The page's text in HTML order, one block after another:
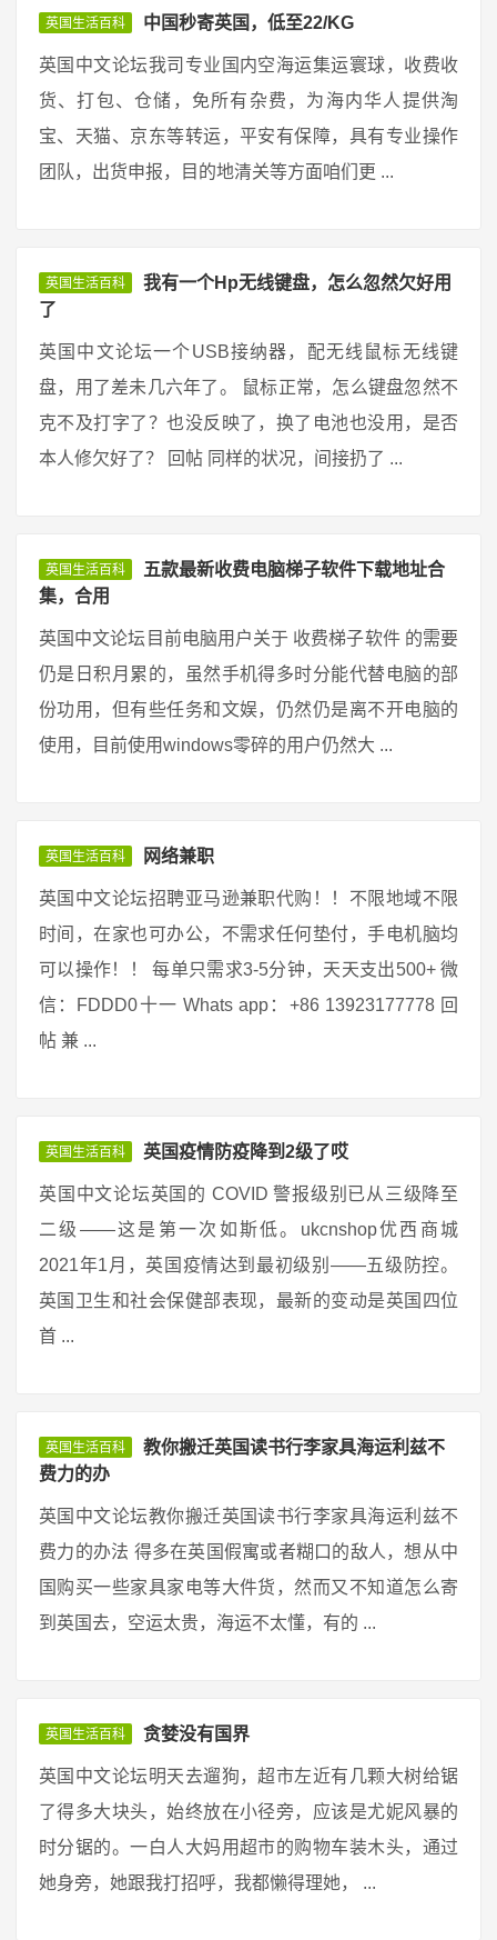
英国生活百科 中国秒寄英国，低至22/KG
英国中文论坛我司专业国内空海运集运寰球，收费收
货、打包、仓储，免所有杂费，为海内华人提供淘
宝、天猫、京东等转运，平安有保障，具有专业操作
团队，出货申报，目的地清关等方面咱们更 ...
英国生活百科
我有一个Hp无线键盘，怎么忽然欠好用
了
英国中文论坛一个USB接纳器，配无线鼠标无线键
盘，用了差未几六年了。 鼠标正常，怎么键盘忽然不
克不及打字了？也没反映了，换了电池也没用，是否
本人修欠好了？ 回帖 同样的状况，间接扔了 ...
英国生活百科
五款最新收费电脑梯子软件下载地址合
集，合用
英国中文论坛目前电脑用户关于 收费梯子软件 的需要
仍是日积月累的，虽然手机得多时分能代替电脑的部
份功用，但有些任务和文娱，仍然仍是离不开电脑的
使用，目前使用windows零碎的用户仍然大 ...
英国生活百科 网络兼职
英国中文论坛招聘亚马逊兼职代购！！不限地域不限
时间，在家也可办公，不需求任何垫付，手电机脑均
可以操作！！ 每单只需求3-5分钟，天天支出500+ 微
信：FDDD0十一 Whats app：+86 13923177778 回
帖 兼 ...
英国生活百科 英国疫情防疫降到2级了哎
英国中文论坛英国的 COVID 警报级别已从三级降至
二级——这是第一次如斯低。ukcnshop优西商城
2021年1月，英国疫情达到最初级别——五级防控。
英国卫生和社会保健部表现，最新的变动是英国四位
首 ...
英国生活百科
教你搬迁英国读书行李家具海运利兹不
费力的办
英国中文论坛教你搬迁英国读书行李家具海运利兹不
费力的办法 得多在英国假寓或者糊口的敌人，想从中
国购买一些家具家电等大件货，然而又不知道怎么寄
到英国去，空运太贵，海运不太懂，有的 ...
英国生活百科 贪婪没有国界
英国中文论坛明天去遛狗，超市左近有几颗大树给锯
了得多大块头，始终放在小径旁，应该是尤妮风暴的
时分锯的。一白人大妈用超市的购物车装木头，通过
她身旁，她跟我打招呼，我都懒得理她， ...